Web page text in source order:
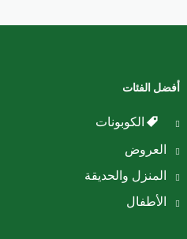
أفضل الفئات
الكوبونات
العروض
المنزل والحديقة
الأطفال